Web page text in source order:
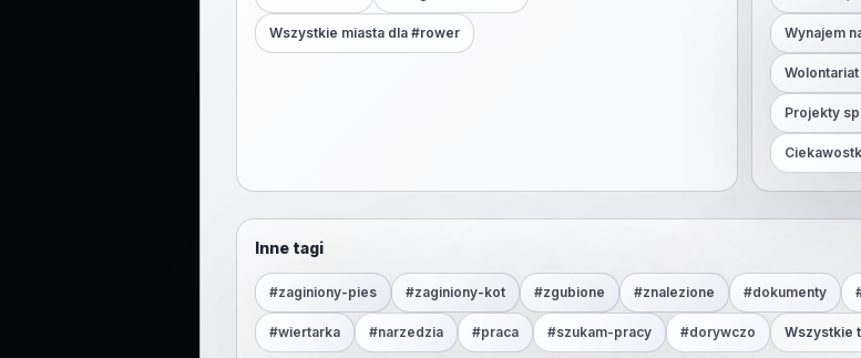
Wszystkie miasta dla #rower Wynajem
Projekty
Inne tagi
#zaginiony-pies #zaginiony-kot #zgubione #znalezione #dokumenty
#wiertarka #narzedzia #praca #szukam-pracy #dorywczo Wszystkie